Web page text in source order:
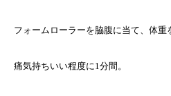
フォームローラーを脇腹に当て、体重
痛気持ちいい程度に1分間。